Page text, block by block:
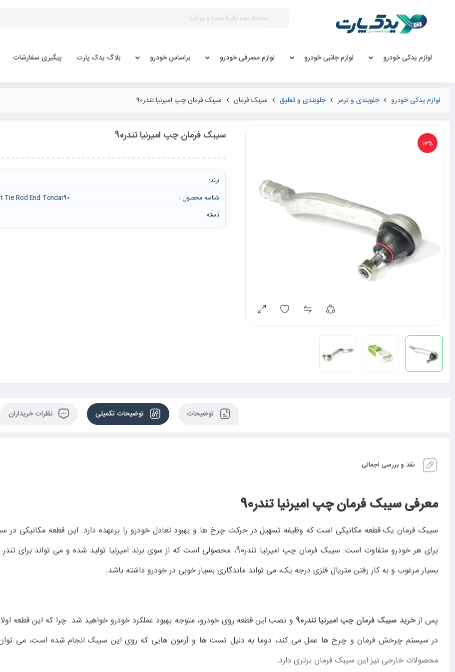
لوازم یدکی خودرو لوازم جانبی خودرو لوازم مصرفی خودرو براساس خودرو بلاگ یدک پارت پیگیری سفارشات
لوازم یدکی خودرو جلوبندی و ترمز جلوبندی و تعلیق سیبک فرمان سیبک فرمان چپ امیرنیا تندر90
13%
سیبک فرمان چپ امیرنیا تندر90
برند:
شناسه محصول :
Tie Rod End Tondar90
دسته :
توضیحات توضیحات تکمیلی نظرات خریداران
نقد و بررسی اجمالی
معرفی سیبک فرمان چپ امیرنیا تندر90
سیبک فرمان یک قطعه مکانیکی است که وظیفه تسهیل در حرکت چرخ ها و بهبود تعادل خودرو را برعهده دارد. این قطعه مکانیکی در
بسیار مرغوب و به کار رفتن متریال فلزی درجه یک، می تواند ماندگاری بسیار خوبی در خودرو داشته باشد.
پس ازخرید سیبک فرمان چپ امیرنیا تندر90
و نصب این قطعه روی خودرو، متوجه بهبود عملکرد خودرو خواهید شد. چرا که این قطعه
در سیستم چرخش فرمان و چرخ ها عمل می کند، دوما به دلیل تست ها و آزمون هایی که روی این سیبک انجام شده است، می توان
محصولات خارجی نیز این سیبک فرمان برتری دارد.